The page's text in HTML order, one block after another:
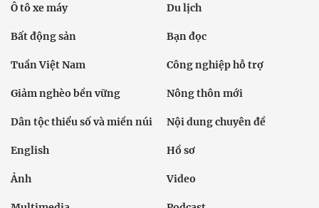
Ô tô xe máy Du lịch
Bất động sản Bạn đọc
Tuần Việt Nam Công nghiệp hỗ trợ
Giảm nghèo bền vững Nông thôn mới
Dân tộc thiểu số và miền núi Nội dung chuyên đề
English Hồ sơ
Ảnh Video